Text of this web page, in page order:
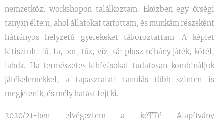
nemzetközi workshopon találkoztam. Eközben egy őrségi
tanyán éltem, ahol állatokat tartottam, és munkám részeként
hátrányos helyzetű gyerekeket táboroztattam. A képlet
kitisztult: fű, fa, bot, tűz, víz, sár plusz néhány játék, kötél,
labda. Ha természetes kihívásokat tudatosan kombináljuk
játékelemekkel, a tapasztalati tanulás több szinten is
megjelenik, és mély hatást fejt ki.
2020/21-ben elvégeztem a kéTTé Alapítvány